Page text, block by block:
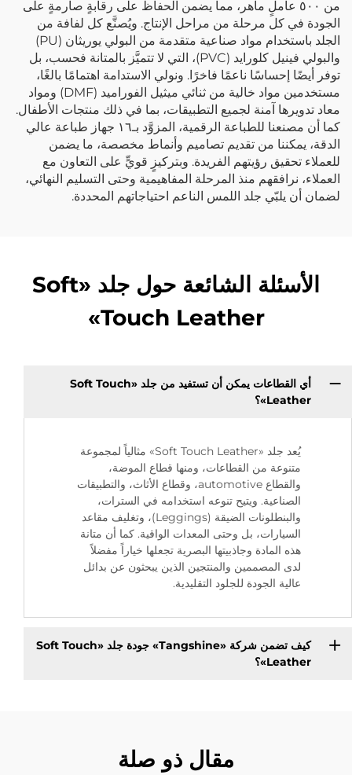
من ٥٠٠ عاملٍ ماهر، مما يضمن الحفاظ على رقابةٍ صارمةٍ على
الجودة في كل مرحلة من مراحل الإنتاج. ويُصنَّع كل لفافة من
الجلد باستخدام مواد صناعية متقدمة من البولي يوريثان (PU)
والبولي فينيل كلورايد (PVC)، التي لا تتميَّز بالمتانة فحسب، بل
توفر أيضًا إحساسًا ناعمًا فاخرًا. ونولي الاستدامة اهتمامًا بالغًا،
مستخدمين مواد خالية من ثنائي ميثيل الفوراميد (DMF) ومواد
معاد تدويرها آمنة لجميع التطبيقات، بما في ذلك منتجات الأطفال.
كما أن مصنعنا للطباعة الرقمية، المزوَّد بـ١٦ جهاز طباعة عالي
الدقة، يمكننا من تقديم تصاميم وأنماط مخصصة، ما يضمن
للعملاء تحقيق رؤيتهم الفريدة. وبتركيزٍ قويٍّ على التعاون مع
العملاء، نرافقهم منذ المرحلة المفاهيمية وحتى التسليم النهائي،
لضمان أن يلبّي جلد اللمس الناعم احتياجاتهم المحددة.
الأسئلة الشائعة حول جلد «Soft
Touch Leather»
أي القطاعات يمكن أن تستفيد من جلد «Soft Touch
Leather»؟
يُعد جلد «Soft Touch Leather» مثالياً لمجموعة
متنوعة من القطاعات، ومنها قطاع الموضة،
والقطاع automotive، وقطاع الأثاث، والتطبيقات
الصناعية. ويتيح تنوعه استخدامه في السترات،
والبنطلونات الضيقة (Leggings)، وتغليف مقاعد
السيارات، بل وحتى المعدات الواقية. كما أن متانة
هذه المادة وجاذبيتها البصرية تجعلها خياراً مفضلاً
لدى المصممين والمنتجين الذين يبحثون عن بدائل
عالية الجودة للجلود التقليدية.
كيف تضمن شركة «Tangshine» جودة جلد «Soft Touch
Leather»؟
مقال ذو صلة